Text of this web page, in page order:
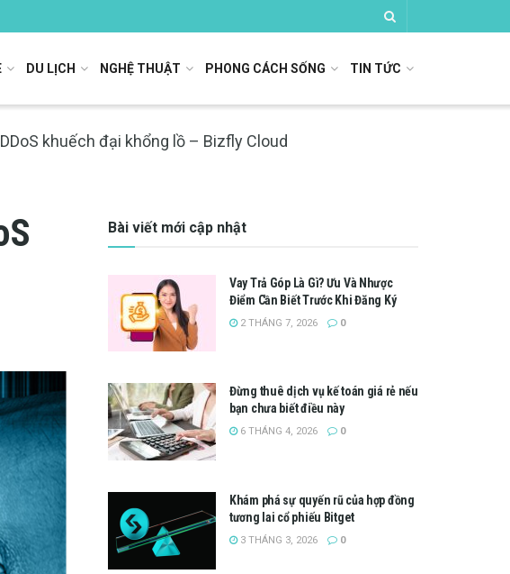
DU LỊCH NGHỆ THUẬT PHONG CÁCH SỐNG TIN TỨC
khuếch đại khổng lồ – Bizfly Cloud
Bài viết mới cập nhật
Vay Trả Góp Là Gì? Ưu Và Nhược
Điểm Cần Biết Trước Khi Đăng Ký
2 THÁNG 7, 2026 0
Đừng thuê dịch vụ kế toán giá rẻ nếu
bạn chưa biết điều này
6 THÁNG 4, 2026 0
Khám phá sự quyến rũ của hợp đồng
tương lai cổ phiếu Bitget
3 THÁNG 3, 2026 0